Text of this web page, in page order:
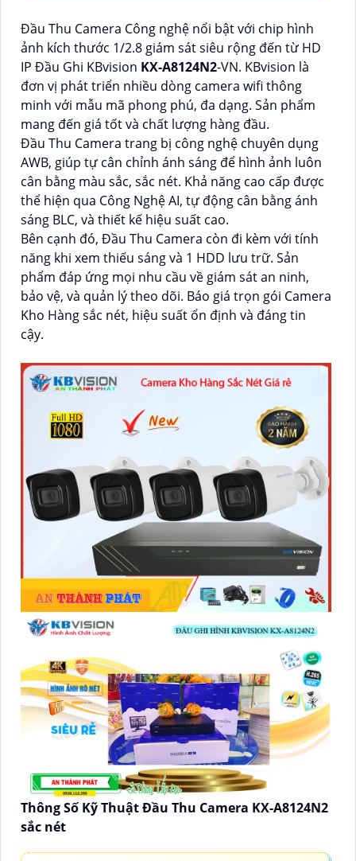
Đầu Thu Camera Công nghệ nổi bật với chip hình
ảnh kích thước 1/2.8 giám sát siêu rộng đến từ HD
IP Đầu Ghi KBvision KX-A8124N2-VN. KBvision là
đơn vị phát triển nhiều dòng camera wifi thông
minh với mẫu mã phong phú, đa dạng. Sản phẩm
mang đến giá tốt và chất lượng hàng đầu.
Đầu Thu Camera trang bị công nghệ chuyên dụng
AWB, giúp tự cân chỉnh ánh sáng để hình ảnh luôn
cân bằng màu sắc, sắc nét. Khả năng cao cấp được
thể hiện qua Công Nghệ AI, tự động cân bằng ánh
sáng BLC, và thiết kế hiệu suất cao.
Bên cạnh đó, Đầu Thu Camera còn đi kèm với tính
năng khi xem thiếu sáng và 1 HDD lưu trữ. Sản
phẩm đáp ứng mọi nhu cầu về giám sát an ninh,
bảo vệ, và quản lý theo dõi. Báo giá trọn gói Camera
Kho Hàng sắc nét, hiệu suất ổn định và đáng tin
cậy.
Thông Số Kỹ Thuật Đầu Thu Camera KX-A8124N2
sắc nét